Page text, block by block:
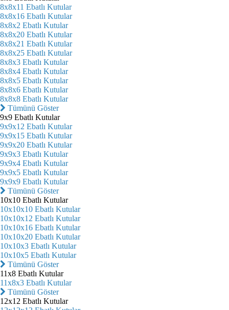
8x8x11 Ebatlı Kutular
8x8x16 Ebatlı Kutular
8x8x2 Ebatlı Kutular
8x8x20 Ebatlı Kutular
8x8x21 Ebatlı Kutular
8x8x25 Ebatlı Kutular
8x8x3 Ebatlı Kutular
8x8x4 Ebatlı Kutular
8x8x5 Ebatlı Kutular
8x8x6 Ebatlı Kutular
8x8x8 Ebatlı Kutular
Tümünü Göster
9x9 Ebatlı Kutular
9x9x12 Ebatlı Kutular
9x9x15 Ebatlı Kutular
9x9x20 Ebatlı Kutular
9x9x3 Ebatlı Kutular
9x9x4 Ebatlı Kutular
9x9x5 Ebatlı Kutular
9x9x9 Ebatlı Kutular
Tümünü Göster
10x10 Ebatlı Kutular
10x10x10 Ebatlı Kutular
10x10x12 Ebatlı Kutular
10x10x16 Ebatlı Kutular
10x10x20 Ebatlı Kutular
10x10x3 Ebatlı Kutular
10x10x5 Ebatlı Kutular
Tümünü Göster
11x8 Ebatlı Kutular
11x8x3 Ebatlı Kutular
Tümünü Göster
12x12 Ebatlı Kutular